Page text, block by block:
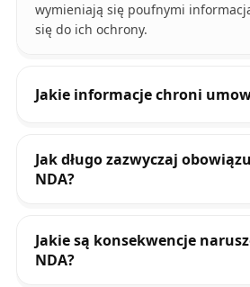
wymieniają się poufnymi
się do ich ochrony.
Jakie informacje chroni
Jak długo zazwyczaj
NDA?
Jakie są konsekwencje
NDA?